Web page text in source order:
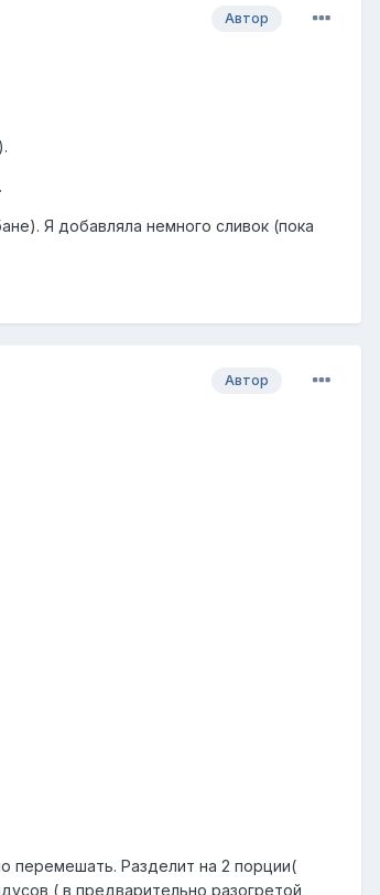
Автор
Я добавляла немного сливок (пoка
Автор
перемешать. Разделит на 2 порции(
( в предварительно разогретой